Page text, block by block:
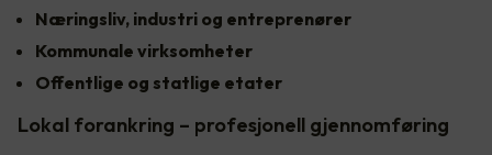
Næringsliv, industri og entreprenører
Kommunale virksomheter
Offentlige og statlige etater
Lokal forankring – profesjonell gjennomføring